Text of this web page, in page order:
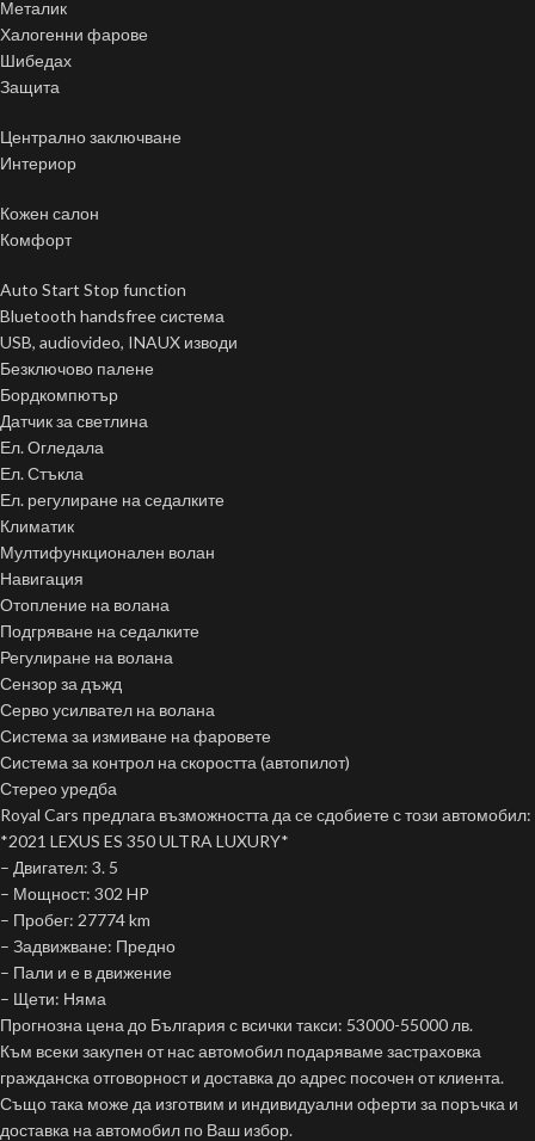
Металик
Халогенни фарове
Шибедах
Защита
Централно заключване
Интериор
Кожен салон
Комфорт
Auto Start Stop function
Bluetooth handsfree система
USB, audiovideo, INAUX изводи
Безключово палене
Бордкомпютър
Датчик за светлина
Ел. Огледала
Ел. Стъкла
Ел. регулиране на седалките
Климатик
Мултифункционален волан
Навигация
Отопление на волана
Подгряване на седалките
Регулиране на волана
Сензор за дъжд
Серво усилвател на волана
Система за измиване на фаровете
Система за контрол на скоростта (автопилот)
Стерео уредба
Royal Cars предлага възможността да се сдобиете с този автомобил:
*2021 LEXUS ES 350 ULTRA LUXURY*
– Двигател: 3. 5
– Мощност: 302 HP
– Пробег: 27774 km
– Задвижване: Предно
– Пали и е в движение
– Щети: Няма
Прогнозна цена до България с всички такси: 53000-55000 лв.
Към всеки закупен от нас автомобил подаряваме застраховка
гражданска отговорност и доставка до адрес посочен от клиента.
Също така може да изготвим и индивидуални оферти за поръчка и
доставка на автомобил по Ваш избор.